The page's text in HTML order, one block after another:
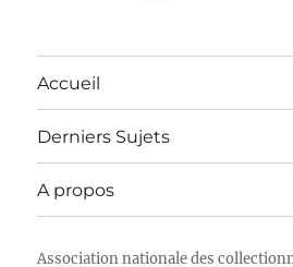
Accueil
Derniers Sujets
A propos
Association nationale des